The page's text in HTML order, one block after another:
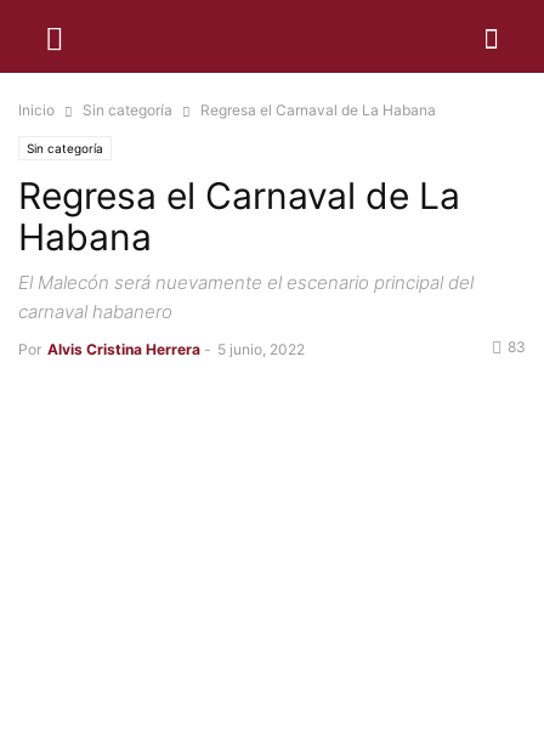
Inicio Sin categoría Regresa el Carnaval de La Habana
Sin categoría
Regresa el Carnaval de La
Habana
El Malecón será nuevamente el escenario principal del
carnaval habanero
Por Alvis Cristina Herrera - 5 junio, 2022 83